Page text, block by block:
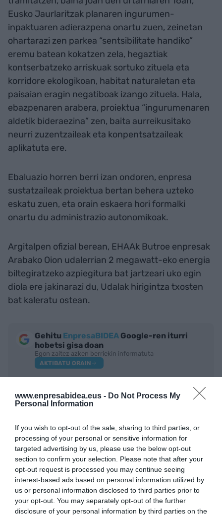
www.enpresabidea.eus - Do Not Process My
Personal Information
If you wish to opt-out of the sale, sharing to third parties, or
processing of your personal or sensitive information for
targeted advertising by us, please use the below opt-out
section to confirm your selection. Please note that after your
opt-out request is processed you may continue seeing
interest-based ads based on personal information utilized by
us or personal information disclosed to third parties prior to
your opt-out. You may separately opt-out of the further
disclosure of your personal information by third parties on the
Eusko Jaurlaritzak planaren ingurumen-
inpaktuaren adierazpena onartu zuen, zeinetan
ohartarazi zen parkea “sentsibilitate handiko”
eremu batean kokatzen zela, hegaztiak
kontserbatzeko arriskuak sortuko zituela eta
korridore ekologikoan, habitat naturaletan eta
paisaian eragin negatiboak izango zituela. Hala,
ebazpenaren arabera, proiektua “ingurumenaren
aldetik bideraezina” zen, baita aurreikusitako
neurri zuzentzaileak eta konpentsatzaileak
aplikatuta ere.
Ebaluazio horren berri izan ondoren, enpresa
sustatzaileak proiektua bertan behera uzteko
eskatu zuen, eta orain eskaera hori formalki
onartu du administrazio autonomikoak.
Argitalpen ofizial berean, EHAAk Butroe enpresak
Arabako Oion udalerrian 2 megawatt-eko energia
biltegiratzeko azpiegitura bat jartzeari uko egin
diola ere jakinarazi du, Udalak hirigintza txosten
bat kaleratu ostean.
Gehitu EnpresaBIDEA Google-ren iturri
hobetsi gisa doan
Egon zaitez azken berriekin informatuta
AKTIBATU ORAIN
IRAKURRIENAK